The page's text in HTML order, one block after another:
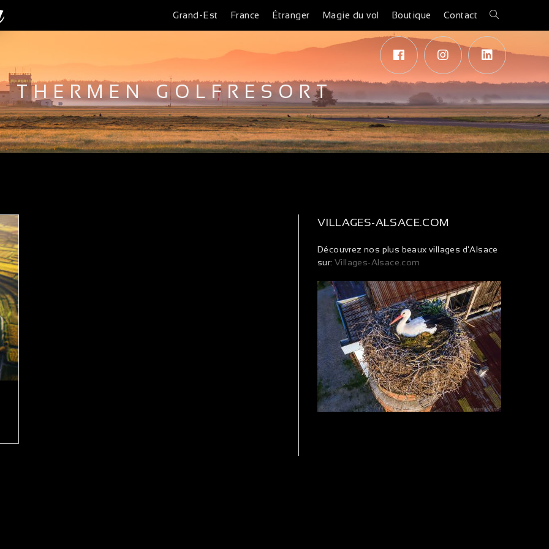
Grand-Est France Étranger Magie du vol Boutique Contact
THERMEN GOLFRESORT
VILLAGES-ALSACE.COM
Découvrez nos plus beaux villages d'Alsace
sur: Villages-Alsace.com